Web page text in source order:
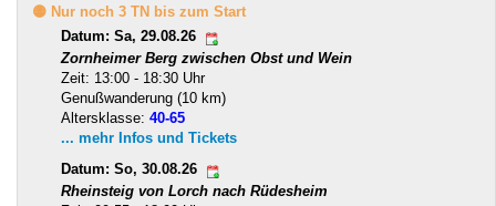
🟡 Nur noch 3 TN bis zum Start
Datum: Sa, 29.08.26
Zornheimer Berg zwischen Obst und Wein
Zeit: 13:00 - 18:30 Uhr
Genußwanderung (10 km)
Altersklasse: 40-65
... mehr Infos und Tickets
Datum: So, 30.08.26
Rheinsteig von Lorch nach Rüdesheim